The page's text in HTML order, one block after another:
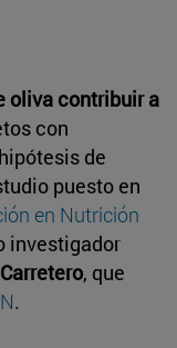
oliva contribuir a
con
de
puesto en
en Nutrición
investigador
, que
.